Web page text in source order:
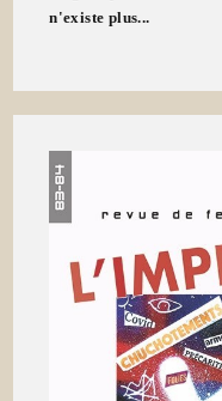
n'existe plus...